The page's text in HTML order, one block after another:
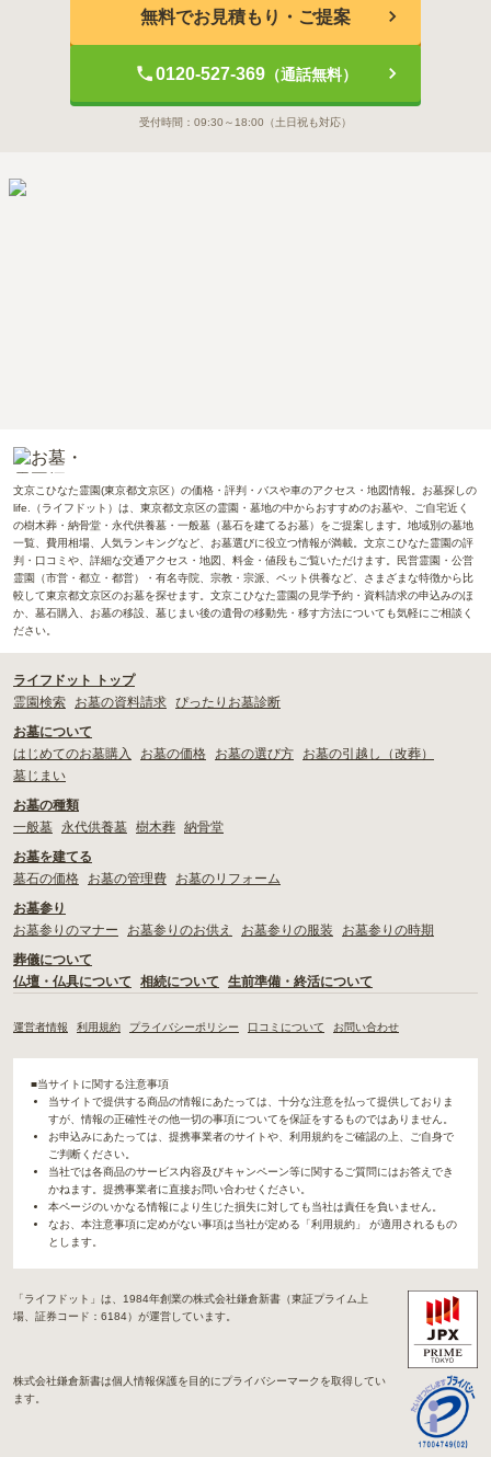
無料でお見積もり・ご提案
0120-527-369（通話無料）
受付時間： 09:30～18:00 （土日祝も対応）
文京こひなた霊園(東京都文京区）の価格・評判・バスや車のアクセス・地図情報。お墓探しの
life.（ライフドット）は、東京都文京区の霊園・墓地の中からおすすめのお墓や、ご自宅近く
の樹木葬・納骨堂・永代供養墓・一般墓（墓石を建てるお墓）をご提案します。地域別の墓地
一覧、費用相場、人気ランキングなど、お墓選びに役立つ情報が満載。文京こひなた霊園の評
判・口コミや、詳細な交通アクセス・地図、料金・値段もご覧いただけます。民営霊園・公営
霊園（市営・都立・都営）・有名寺院、宗教・宗派、ペット供養など、さまざまな特徴から比
較して東京都文京区のお墓を探せます。文京こひなた霊園の見学予約・資料請求の申込みのほ
か、墓石購入、お墓の移設、墓じまい後の遺骨の移動先・移す方法についても気軽にご相談く
ださい。
ライフドット トップ
霊園検索
お墓の資料請求 ぴったりお墓診断
お墓について
はじめてのお墓購入
お墓の価格 お墓の選び方
お墓の引越し（改葬）
墓じまい
お墓の種類
一般墓
永代供養墓 樹木葬 納骨堂
お墓を建てる
墓石の価格
お墓の管理費
お墓のリフォーム
お墓参り
お墓参りのマナー
お墓参りのお供え お墓参りの服装
お墓参りの時期
葬儀について
仏壇・仏具について
相続について 生前準備・終活について
運営者情報 利用規約 プライバシーポリシー 口コミについて お問い合わせ
■当サイトに関する注意事項
当サイトで提供する商品の情報にあたっては、十分な注意を払って提供しておりま
すが、情報の正確性その他一切の事項についてを保証をするものではありません。
お申込みにあたっては、提携事業者のサイトや、利用規約をご確認の上、ご自身で
ご判断ください。
当社では各商品のサービス内容及びキャンペーン等に関するご質問にはお答えでき
かねます。提携事業者に直接お問い合わせください。
本ページのいかなる情報により生じた損失に対しても当社は責任を負いません。
なお、本注意事項に定めがない事項は当社が定める「利用規約」 が適用されるもの
とします。
「ライフドット」は、1984年創業の株式会社鎌倉新書（東証プライム上
場、証券コード：6184）が運営しています。
株式会社鎌倉新書は個人情報保護を目的にプライバシーマークを取得してい
ます。